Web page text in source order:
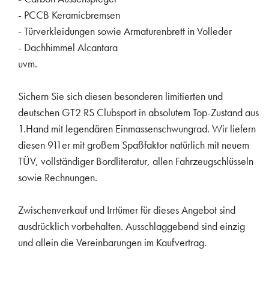
- PCCB Keramicbremsen
- Türverkleidungen sowie Armaturenbrett in Volleder
- Dachhimmel Alcantara
uvm.
Sichern Sie sich diesen besonderen limitierten und
deutschen GT2 RS Clubsport in absolutem Top-Zustand aus
1.Hand mit legendären Einmassenschwungrad. Wir liefern
diesen 911er mit großem Spaßfaktor natürlich mit neuem
TÜV, vollständiger Bordliteratur, allen Fahrzeugschlüsseln
sowie Rechnungen.
Zwischenverkauf und Irrtümer für dieses Angebot sind
ausdrücklich vorbehalten. Ausschlaggebend sind einzig
und allein die Vereinbarungen im Kaufvertrag.